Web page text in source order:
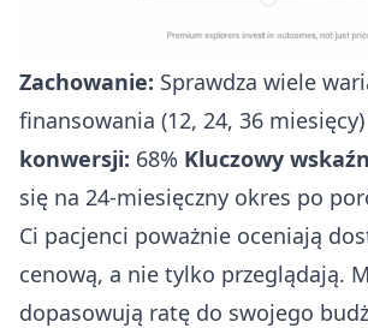
Zachowanie: Sprawdza wiele
finansowania (12, 24, 36 miesięcy)
konwersji: 68% Kluczowy
się na 24-miesięczny okres po
Ci pacjenci poważnie oceniają
cenową, a nie tylko przeglądają.
dopasowują ratę do swojego